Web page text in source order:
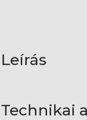
Leírás
Technikai